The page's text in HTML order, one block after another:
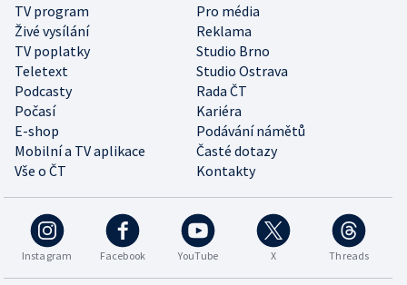
TV program
Pro média
Živé vysílání
Reklama
TV poplatky
Studio Brno
Teletext
Studio Ostrava
Podcasty
Rada ČT
Počasí
Kariéra
E-shop
Podávání námětů
Mobilní a TV aplikace
Časté dotazy
Vše o ČT
Kontakty
Instagram Facebook YouTube X Threads